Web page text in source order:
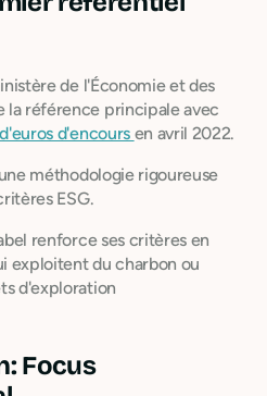
de l'Économie et des
la référence principale avec
d'encours en avril 2022.
méthodologie rigoureuse
ESG.
renforce ses critères en
exploitent du charbon ou
d'exploration
Focus